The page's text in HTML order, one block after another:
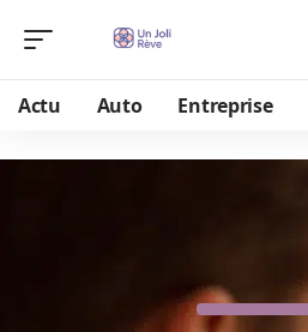
Actu Auto Entreprise